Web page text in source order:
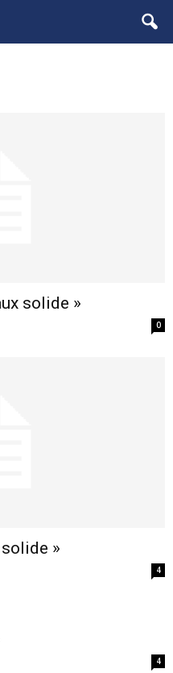
solide »
0
solide »
4
4